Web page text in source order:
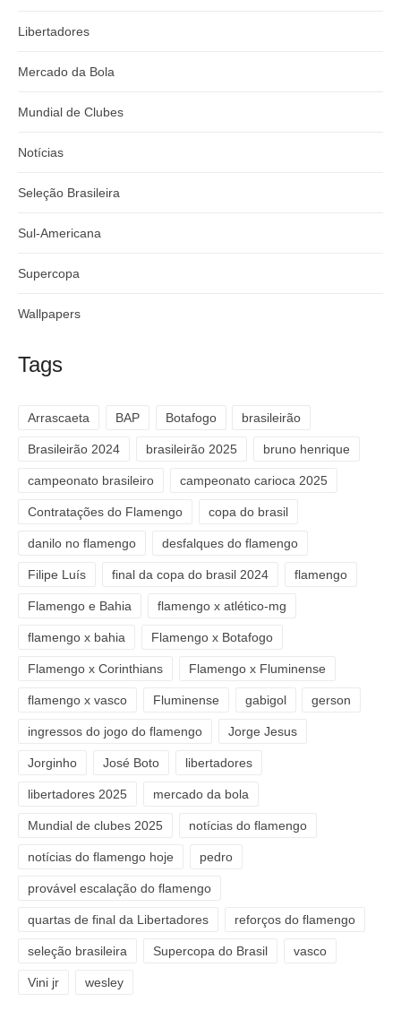
Libertadores
Mercado da Bola
Mundial de Clubes
Notícias
Seleção Brasileira
Sul-Americana
Supercopa
Wallpapers
Tags
Arrascaeta BAP Botafogo brasileirão
Brasileirão 2024 brasileirão 2025 bruno henrique
campeonato brasileiro campeonato carioca 2025
Contratações do Flamengo copa do brasil
danilo no flamengo desfalques do flamengo
Filipe Luís final da copa do brasil 2024 flamengo
Flamengo e Bahia flamengo x atlético-mg
flamengo x bahia Flamengo x Botafogo
Flamengo x Corinthians Flamengo x Fluminense
flamengo x vasco Fluminense gabigol gerson
ingressos do jogo do flamengo Jorge Jesus
Jorginho José Boto libertadores
libertadores 2025 mercado da bola
Mundial de clubes 2025 notícias do flamengo
notícias do flamengo hoje pedro
provável escalação do flamengo
quartas de final da Libertadores reforços do flamengo
seleção brasileira Supercopa do Brasil vasco
Vini jr wesley